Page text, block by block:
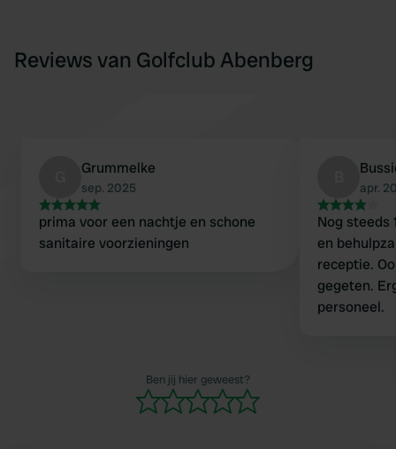
Reviews van Golfclub Abenberg
Grummelke
sep. 2025
prima voor een nachtje en schone
sanitaire voorzieningen
apr.
Nog steeds
en
receptie.
gegeten.
personeel.
Ben jij hier geweest?